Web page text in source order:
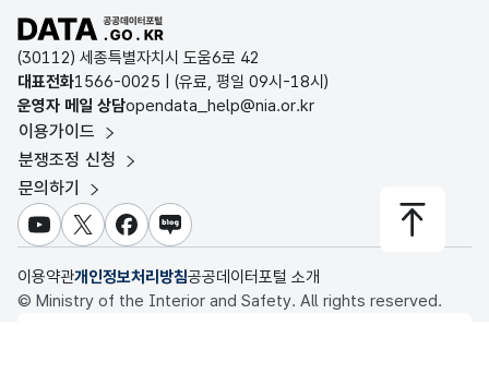
D-데이터허브
인천데이터포털
울산광역시 데이터포털
전남광주통합특별시 빅데이터 플랫폼
대전광역시 데이터포털
세종특별자치시 데이터포털
충청북도 데이터허브
환경부 환경데이터포털
문화데이터광장
농림축산식품 공공데이터포털
보건의료빅데이터개방시스템
식품의약품안전처 데이터포털
교육통계서비스
공공데이터포털 바로가기
(30112) 세종특별자치시 도움6로 42
대표전화1566-0025 | (유료, 평일 09시-18시)
운영자 메일 상담opendata_help@nia.or.kr
이용가이드
분쟁조정 신청
문의하기
유튜브X 페이스북
블로그
이용약관개인정보처리방침공공데이터포털 소개
© Ministry of the Interior and Safety. All rights reserved.